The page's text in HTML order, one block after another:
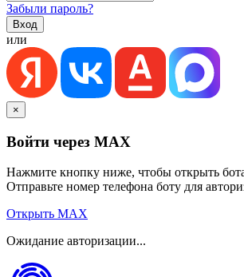
Забыли пароль?
или
×
Войти через MAX
Нажмите кнопку ниже, чтобы открыть
Отправьте номер телефона боту для
Открыть MAX
Ожидание авторизации...